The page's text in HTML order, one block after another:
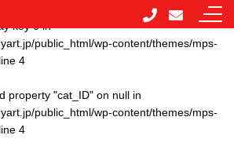
key 0 in
public_html/wp-content/themes/mps-
4
property "cat_ID" on null in
public_html/wp-content/themes/mps-
4